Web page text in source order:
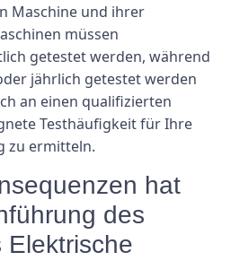
Maschine und ihrer
müssen
getestet werden, während
jährlich getestet werden
an einen qualifizierten
Testhäufigkeit für Ihre
zu ermitteln.
hat
des
Elektrische